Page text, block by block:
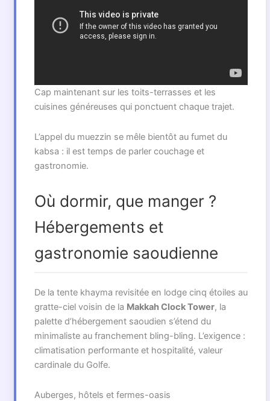
Cap maintenant sur les toits-terrasses et les
cuisines généreuses qui ponctuent chaque trajet.
L’appel du muezzin se mêle bientôt au fumet du
kabsa : il est temps de parler couchage et
gastronomie.
Où dormir, que manger ?
Hébergements et
gastronomie saoudienne
De la tente khayma revisitée en lodge cinq étoiles au
gratte-ciel voisin de la Makkah Clock Tower, la
palette d’hébergement saoudien s’étend du
minimaliste au franchement bling-bling. L’exigence :
climatisation performante et hospitalité, valeur
cardinale du Golfe.
Auberges, hôtels et fermes-oasis